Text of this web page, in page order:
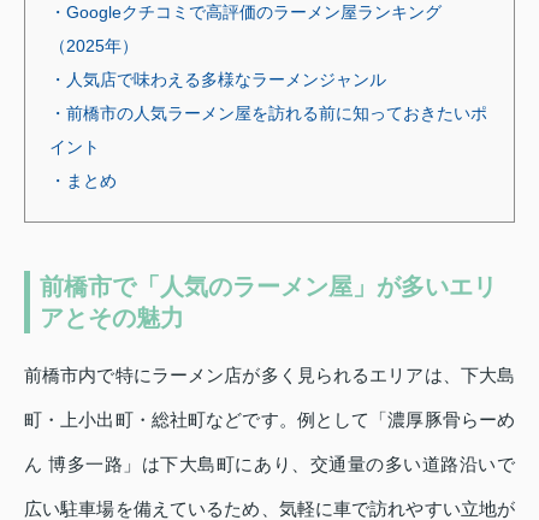
・Googleクチコミで高評価のラーメン屋ランキング
（2025年）
・人気店で味わえる多様なラーメンジャンル
・前橋市の人気ラーメン屋を訪れる前に知っておきたいポ
イント
・まとめ
前橋市で「人気のラーメン屋」が多いエリ
アとその魅力
前橋市内で特にラーメン店が多く見られるエリアは、下大島
町・上小出町・総社町などです。例として「濃厚豚骨らーめ
ん 博多一路」は下大島町にあり、交通量の多い道路沿いで
広い駐車場を備えているため、気軽に車で訪れやすい立地が